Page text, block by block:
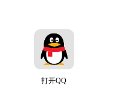
打开QQ